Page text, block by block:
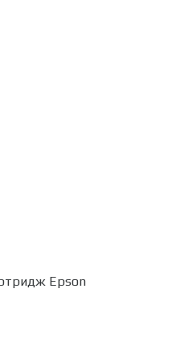
Epson